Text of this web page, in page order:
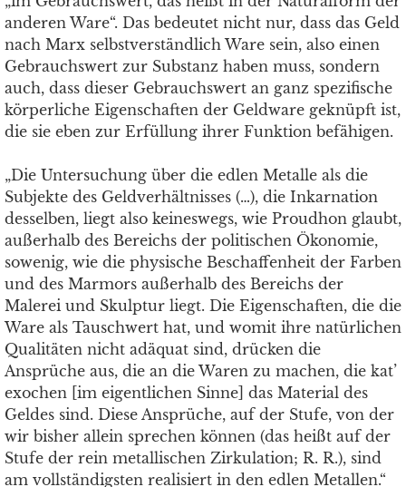
anderen Ware“. Das bedeutet nicht nur, dass das Geld
nach Marx selbstverständlich Ware sein, also einen
Gebrauchswert zur Substanz haben muss, sondern
auch, dass dieser Gebrauchswert an ganz spezifische
körperliche Eigenschaften der Geldware geknüpft ist,
die sie eben zur Erfüllung ihrer Funktion befähigen.
„Die Untersuchung über die edlen Metalle als die
Subjekte des Geldverhältnisses (…), die Inkarnation
desselben, liegt also keineswegs, wie Proudhon glaubt,
außerhalb des Bereichs der politischen Ökonomie,
sowenig, wie die physische Beschaffenheit der Farben
und des Marmors außerhalb des Bereichs der
Malerei und Skulptur liegt. Die Eigenschaften, die die
Ware als Tauschwert hat, und womit ihre natürlichen
Qualitäten nicht adäquat sind, drücken die
Ansprüche aus, die an die Waren zu machen, die kat’
exochen [im eigentlichen Sinne] das Material des
Geldes sind. Diese Ansprüche, auf der Stufe, von der
wir bisher allein sprechen können (das heißt auf der
Stufe der rein metallischen Zirkulation; R. R.), sind
am vollständigsten realisiert in den edlen Metallen.“